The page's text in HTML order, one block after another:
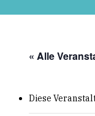
« Alle
Diese